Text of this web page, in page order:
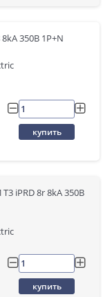
350В 1P+N
купить
iPRD 8r 8kA 350В
купить